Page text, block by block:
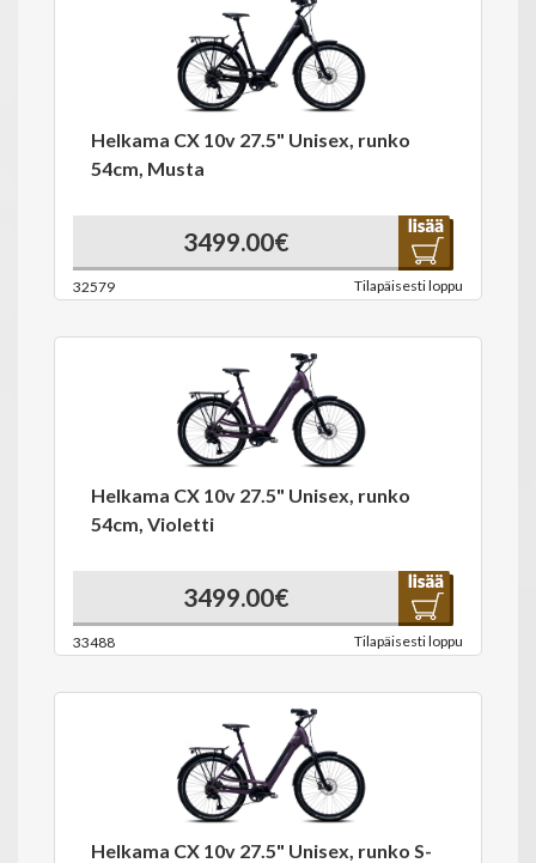
Helkama CX 10v 27.5" Unisex, runko
54cm, Musta
3499.00€
32579 Tilapäisesti loppu
Helkama CX 10v 27.5" Unisex, runko
54cm, Violetti
3499.00€
33488 Tilapäisesti loppu
Helkama CX 10v 27.5" Unisex, runko S-